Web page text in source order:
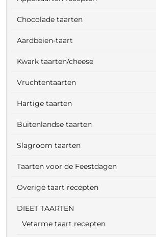
Chocolade taarten
Aardbeien-taart
Kwark taarten/cheese
Vruchtentaarten
Hartige taarten
Buitenlandse taarten
Slagroom taarten
Taarten voor de Feestdagen
Overige taart recepten
DIEET TAARTEN
Vetarme taart recepten